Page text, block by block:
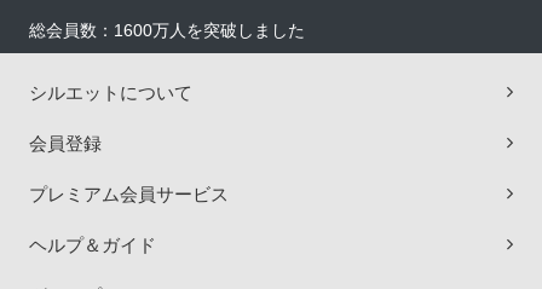
総会員数：1600万人を突破しました
シルエットについて
会員登録
プレミアム会員サービス
ヘルプ＆ガイド